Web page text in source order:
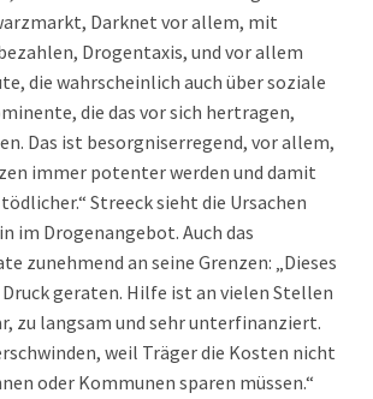
Darknet vor allem, mit
Drogentaxis, und vor allem
die wahrscheinlich auch über soziale
die das vor sich hertragen,
Das ist besorgniserregend, vor allem,
immer potenter werden und damit
Streeck sieht die Ursachen
im Drogenangebot. Auch das
zunehmend an seine Grenzen: „Dieses
geraten. Hilfe ist an vielen Stellen
zu langsam und sehr unterfinanziert.
weil Träger die Kosten nicht
oder Kommunen sparen müssen.“